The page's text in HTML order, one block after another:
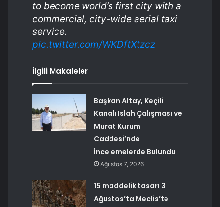
to become world’s first city with a
commercial, city-wide aerial taxi
service.
pic.twitter.com/WKDftXtzcz
İlgili Makaleler
Başkan Altay, Keçili
Kanalı Islah Çalışması ve
Murat Kurum
Caddesi’nde
İncelemelerde Bulundu
Ağustos 7, 2026
15 maddelik tasarı 3
Ağustos’ta Meclis’te